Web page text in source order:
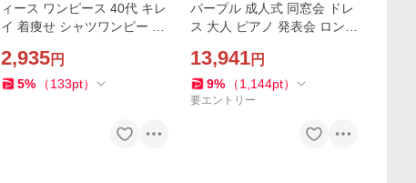
ィース ワンピース 40代 キレ
イ 着痩せ シャツワンピー オ
大人 通勤 OL 体型カバー 春
コーデ
2,935円
5% （133pt）
パープル 成人式 同窓会 ドレ
ス 大人 ピアノ 発表会 ロング
13,941円
9% （1,144pt）
要エントリー